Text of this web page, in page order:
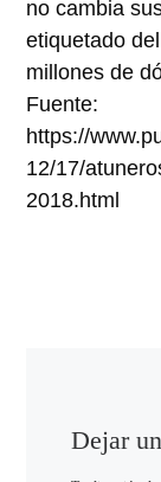
no cambia
etiquetado
millones de
Fuente:
https://
12/17/
2018.html
Dejar